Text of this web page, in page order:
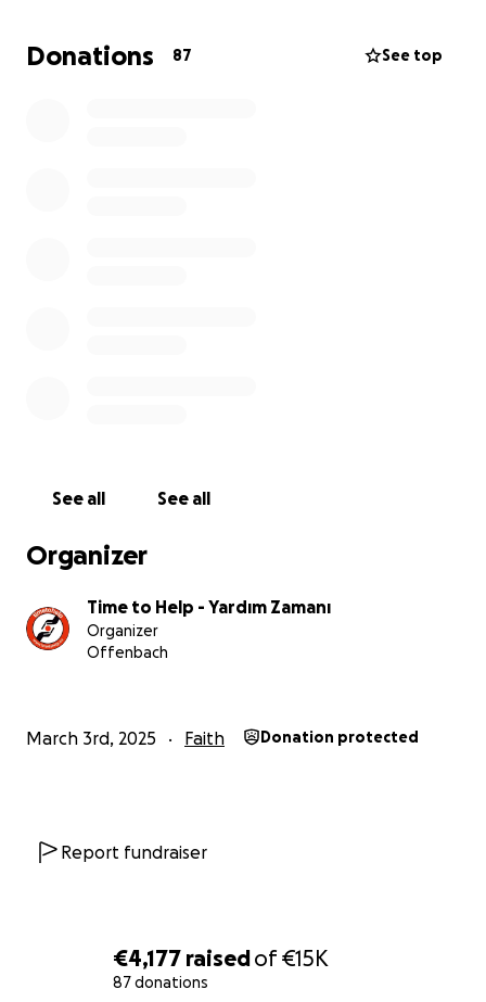
€4,177 raisedof€15K
87 donations
Bu sofralar sadece bir tabak yemek değil, vefanın
göstergesidir, anne duasıdır, baba şefkatidir. O
Donations 87 See top
See all See all
Organizer
Time to Help - Yardım Zamanı
Organizer
Offenbach
March 3rd, 2025 Faith Donation protected
Report fundraiser